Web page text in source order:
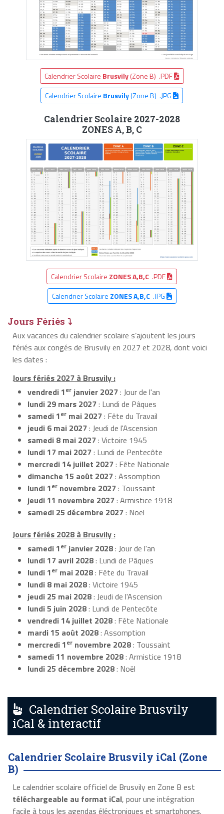
Calendrier Scolaire Brusvily(Zone B) .PDF
Calendrier Scolaire Brusvily(Zone B) .JPG
Calendrier Scolaire 2027-2028
ZONES A, B, C
Calendrier Scolaire ZONES A,B,C .PDF
Calendrier Scolaire ZONES A,B,C.JPG
Jours Fériés ⤵
Aux vacances du calendrier scolaire s’ajoutent les jours
fériés aux congés de Brusvily en 2027 et 2028, dont voici
les dates :
Jours fériés 2027 à Brusvily :
vendredi 1er janvier 2027: Jour de l'an
lundi 29 mars 2027: Lundi de Pâques
samedi 1er mai 2027: Fête du Travail
jeudi 6 mai 2027: Jeudi de l'Ascension
samedi 8 mai 2027: Victoire 1945
lundi 17 mai 2027: Lundi de Pentecôte
mercredi 14 juillet 2027: Fête Nationale
dimanche 15 août 2027: Assomption
lundi 1er novembre 2027: Toussaint
jeudi 11 novembre 2027: Armistice 1918
samedi 25 décembre 2027: Noël
Jours fériés 2028 à Brusvily :
samedi 1er janvier 2028: Jour de l'an
lundi 17 avril 2028: Lundi de Pâques
lundi 1er mai 2028: Fête du Travail
lundi 8 mai 2028: Victoire 1945
jeudi 25 mai 2028: Jeudi de l'Ascension
lundi 5 juin 2028: Lundi de Pentecôte
vendredi 14 juillet 2028: Fête Nationale
mardi 15 août 2028: Assomption
mercredi 1er novembre 2028: Toussaint
samedi 11 novembre 2028: Armistice 1918
lundi 25 décembre 2028: Noël
Calendrier Scolaire Brusvily
iCal & interactif
Calendrier Scolaire Brusvily iCal (Zone
B)
Le calendrier scolaire officiel de Brusvily en Zone B est
téléchargeable au format iCal, pour une intégration
facile à tous les agendas éléctroniques et smartphones.